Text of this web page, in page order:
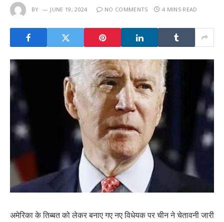
BY JUNE 19, 2024 NO COMMENTS 4 MINS READ
अमेरिका के तिब्बत को लेकर बनाए गए नए विधेयक पर चीन ने चेतावनी जारी